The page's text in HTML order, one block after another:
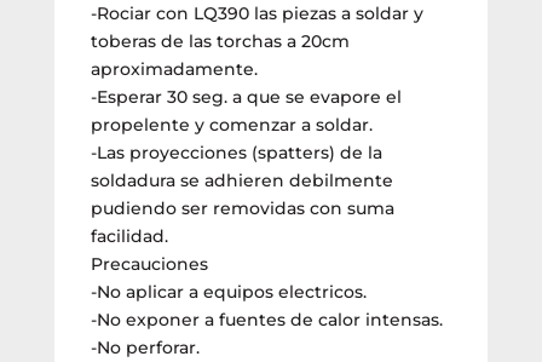
-Rociar con LQ390 las piezas a soldar y
toberas de las torchas a 20cm
aproximadamente.
-Esperar 30 seg. a que se evapore el
propelente y comenzar a soldar.
-Las proyecciones (spatters) de la
soldadura se adhieren debilmente
pudiendo ser removidas con suma
facilidad.
Precauciones
-No aplicar a equipos electricos.
-No exponer a fuentes de calor intensas.
-No perforar.